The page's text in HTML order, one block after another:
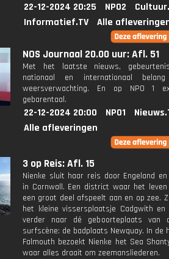
22-12-2024 20:25 NPO2
Informatief.TV
Alle
NOS Journaal 20.00 uur: Afl. 51
Met het laatste nieuws,
nationaal en internationaal
weersverwachting. En op NPO 1
gebarentaal.
22-12-2024 20:00 NPO1
Alle afleveringen
3 op Reis: Afl. 15
Nienke sluit haar reis door Engeland
in Cornwall. Een district waar het
een groot deel afspeelt aan en op zee.
het kleine vissersplaatsje Cadgwith
verder naar dé geboorteplaats van
surfscène: de badplaats Newquay. In de
Falmouth bezoekt Nienke het Sea
waar alles draait om zeemansliederen.